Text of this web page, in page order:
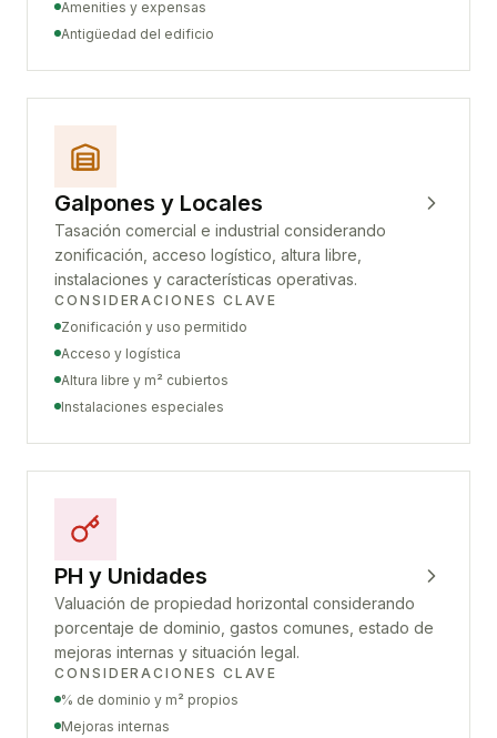
Amenities y expensas
Antigüedad del edificio
Galpones y Locales
Tasación comercial e industrial considerando
zonificación, acceso logístico, altura libre,
instalaciones y características operativas.
CONSIDERACIONES CLAVE
Zonificación y uso permitido
Acceso y logística
Altura libre y m² cubiertos
Instalaciones especiales
PH y Unidades
Valuación de propiedad horizontal considerando
porcentaje de dominio, gastos comunes, estado de
mejoras internas y situación legal.
CONSIDERACIONES CLAVE
% de dominio y m² propios
Mejoras internas